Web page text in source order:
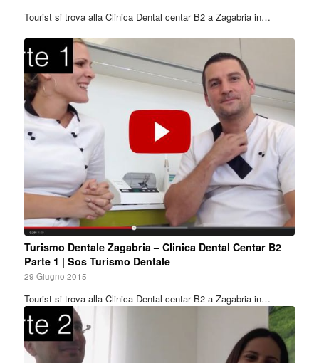
Tourist si trova alla Clinica Dental centar B2 a Zagabria in…
Turismo Dentale Zagabria – Clinica Dental Centar B2
Parte 1 | Sos Turismo Dentale
29 Giugno 2015
Tourist si trova alla Clinica Dental centar B2 a Zagabria in…